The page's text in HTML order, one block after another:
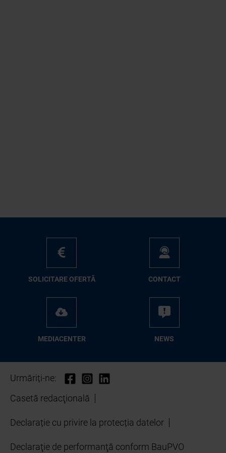
SO­LI­CI­TA­RE OFER­TĂ CON­TA­CT
ME­D­IA­CEN­TER NEWS
Urmăriți-ne:
Casetă redacţională
Declarație cu privire la protecția datelor
Declaraţie de performanţă conform BauPVO